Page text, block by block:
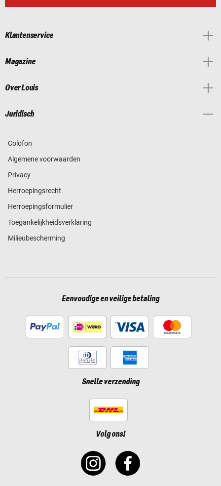
Klantenservice
Magazine
Over Louis
Juridisch
Colofon
Algemene voorwaarden
Privacy
Herroepingsrecht
Herroepingsformulier
Toegankelijkheidsverklaring
Milieubescherming
Eenvoudige en veilige betaling
Snelle verzending
Volg ons!